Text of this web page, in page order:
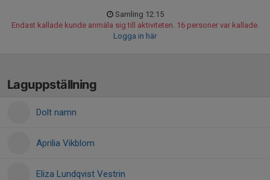
Samling 12:15
Endast kallade kunde anmäla sig till aktiviteten. 16 personer var kallade.
Logga in här
Laguppställning
Dolt namn
Aprilia Vikblom
Eliza Lundqvist Vestrin